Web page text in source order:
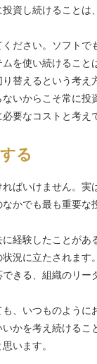
資し続けることは
ださい。ソフトで
を使い続けること
替えるという考え
いからこそ常に投
要なコストと考え
る
ばいけません。実
かでも最も重要な
経験したことがあ
状況に立たされます
きる、組織のリー
、いつものように
かを考え続けるこ
います。